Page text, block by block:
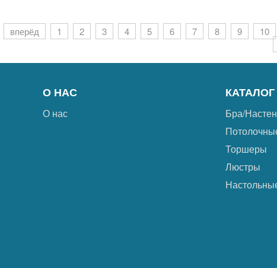
вперёд 1 2 3 4 5 6 7 8 9 10
О НАС
О нас
КАТАЛОГ
Бра/
Торшеры
Люстры